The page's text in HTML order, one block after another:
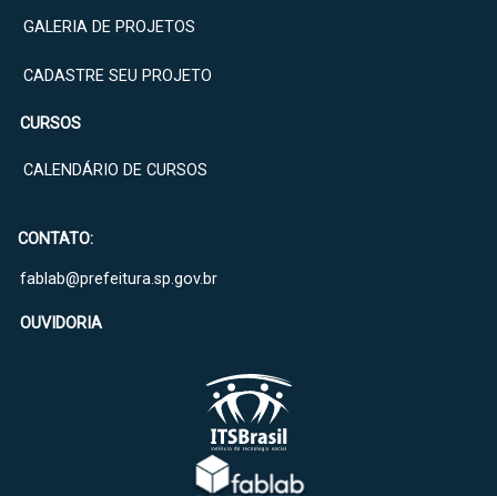
GALERIA DE PROJETOS
CADASTRE SEU PROJETO
CURSOS
CALENDÁRIO DE CURSOS
CONTATO:
fablab@prefeitura.sp.gov.br
OUVIDORIA